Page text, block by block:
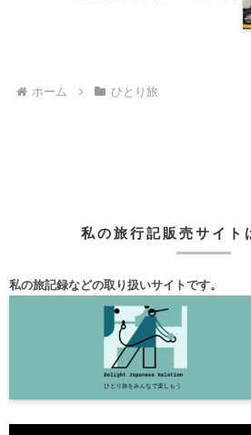
ホーム ひとり旅
私の旅行記販売サイト
私の旅記録などの取り扱いサイトです。